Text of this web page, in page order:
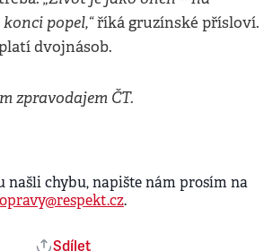
popel,“říká gruzínské přísloví.
dvojnásob.
zpravodajem ČT.
našli chybu, napište nám prosím na
opravy@respekt.cz.
Sdílet